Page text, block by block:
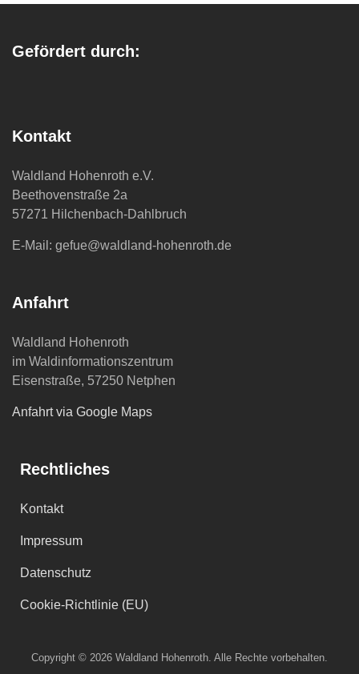
Gefördert durch:
Kontakt
Waldland Hohenroth e.V.
Beethovenstraße 2a
57271 Hilchenbach-Dahlbruch
E-Mail: gefue@waldland-hohenroth.de
Anfahrt
Waldland Hohenroth
im Waldinformationszentrum
Eisenstraße, 57250 Netphen
Anfahrt via Google Maps
Rechtliches
Kontakt
Impressum
Datenschutz
Cookie-Richtlinie (EU)
Copyright © 2026 Waldland Hohenroth. Alle Rechte vorbehalten.